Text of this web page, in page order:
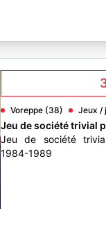
Voreppe (38) Jeux /
Jeu de société trivial
Jeu de société
1984-1989